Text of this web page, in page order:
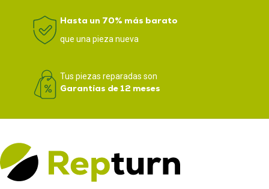
Hasta un 70% más barato
que una pieza nueva
Tus piezas reparadas son
Garantías de 12 meses